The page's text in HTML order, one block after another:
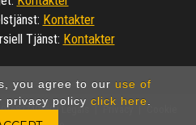
you agree to our use of
privacy policy click here
: Kontakter
Tjänst: Kontakter
| Legals